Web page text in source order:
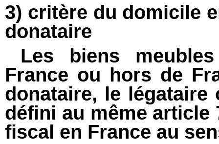
3) critère du domicile
donataire
Les biens
France ou hors de
donataire, le
défini au même article
fiscal en France au